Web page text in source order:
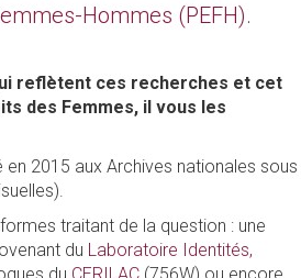
Hommes (PEFH).
reflètent ces recherches et cet
des Femmes, il vous les
en 2015 aux Archives nationales sous
traitant de la question : une
du Laboratoire Identités,
du CERILAC (756W) ou encore